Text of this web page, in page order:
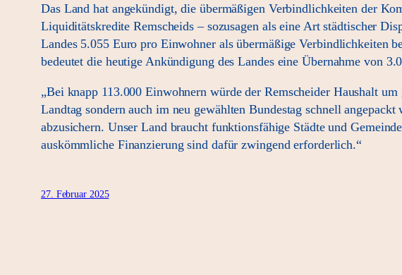
Das Land hat angekündigt, die übermäßigen Verbindlichkeiten der
Liquiditätskredite Remscheids – sozusagen als eine Art städtischer
Landes 5.055 Euro pro Einwohner als übermäßige Verbindlichkeiten
bedeutet die heutige Ankündigung des Landes eine Übernahme von
„Bei knapp 113.000 Einwohnern würde der Remscheider Haushalt
Landtag sondern auch im neu gewählten Bundestag schnell
abzusichern. Unser Land braucht funktionsfähige Städte und
auskömmliche Finanzierung sind dafür zwingend erforderlich.“
27. Februar 2025